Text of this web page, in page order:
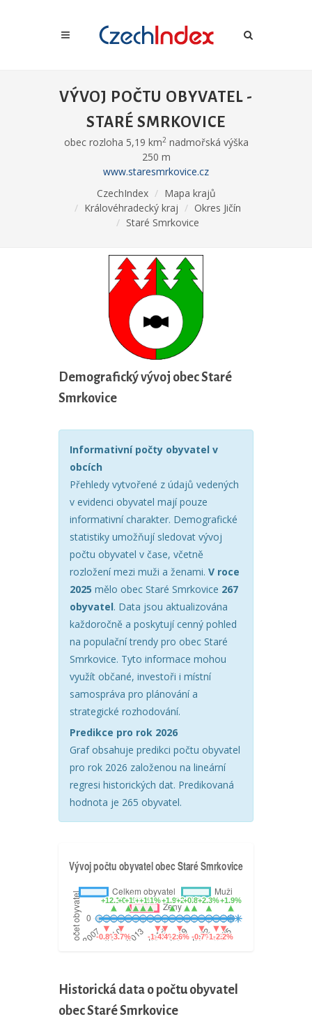
VÝVOJ POČTU OBYVATEL -
STARÉ SMRKOVICE
obec rozloha 5,19 km2nadmořská výška
250 m
www.staresmrkovice.cz
CzechIndex
Mapa krajů
Královéhradecký kraj
Okres Jičín
Staré Smrkovice
Demografický vývoj obec Staré
Smrkovice
Informativní počty obyvatel v
obcích
Přehledy vytvořené z údajů vedených
v evidenci obyvatel mají pouze
informativní charakter. Demografické
statistiky umožňují sledovat vývoj
počtu obyvatel v čase, včetně
rozložení mezi muži a ženami. V roce
2025 mělo obec Staré Smrkovice 267
obyvatel. Data jsou aktualizována
každoročně a poskytují cenný pohled
na populační trendy pro obec Staré
Smrkovice. Tyto informace mohou
využít občané, investoři i místní
samospráva pro plánování a
strategické rozhodování.
Predikce pro rok 2026
Graf obsahuje predikci počtu obyvatel
pro rok 2026 založenou na lineární
regresi historických dat. Predikovaná
hodnota je 265 obyvatel.
Historická data o počtu obyvatel
obec Staré Smrkovice